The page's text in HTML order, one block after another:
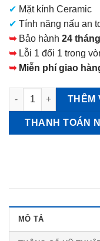
✔ Mặt kính Ceramic
✔ Tính năng nấu an
➥Bảo hành 24 tháng
➥Lỗi 1 đổi 1 trong
➥Miễn phí giao
Panasonic KY-A227E
THÊM
THANH TOÁN
MÔ TẢ